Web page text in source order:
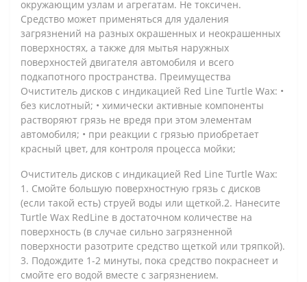
окружающим узлам и агрегатам. Не токсичен.
Средство может применяться для удаления
загрязнений на разных окрашенных и неокрашенных
поверхностях, а также для мытья наружных
поверхностей двигателя автомобиля и всего
подкапотного пространства. Преимущества
Очиститель дисков с индикацией Red Line Turtle Wax: •
без кислотный; • химически активные компоненты
растворяют грязь не вредя при этом элементам
автомобиля; • при реакции с грязью приобретает
красный цвет, для контроля процесса мойки;
Очиститель дисков с индикацией Red Line Turtle Wax:
1. Смойте большую поверхностную грязь с дисков
(если такой есть) струей воды или щеткой.2. Нанесите
Turtle Wax RedLine в достаточном количестве на
поверхность (в случае сильно загрязненной
поверхности разотрите средство щеткой или тряпкой).
3. Подождите 1-2 минуты, пока средство покраснеет и
смойте его водой вместе с загрязнением.